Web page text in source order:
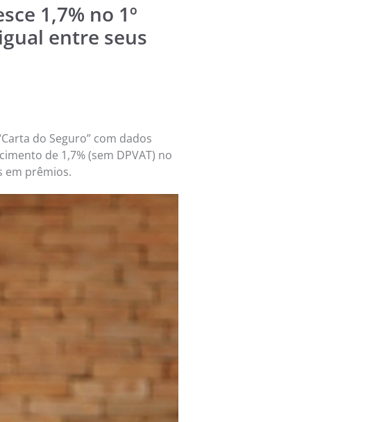
1,7% no 1º
entre seus
do Seguro” com dados
de 1,7% (sem DPVAT) no
em prêmios.